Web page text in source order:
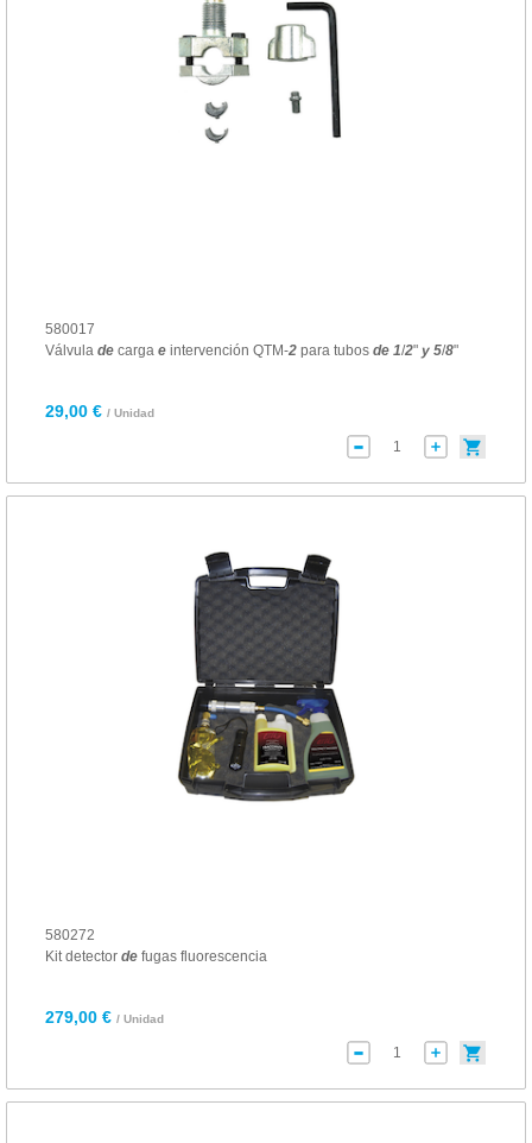
580017
Válvula decarga eintervención QTM-2para tubos de 1/2" y 5/8"
29,00 € / Unidad
580272
Kit detector defugas fluorescencia
279,00 € / Unidad